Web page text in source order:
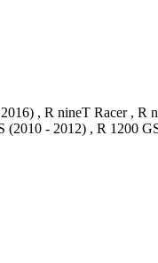
, R nineT Racer , R
(2010 - 2012) , R 1200